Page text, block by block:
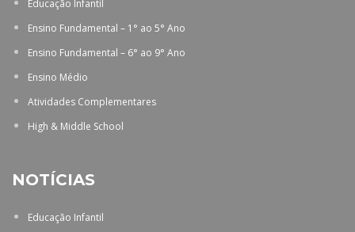
Educação Infantil
Ensino Fundamental – 1° ao 5° Ano
Ensino Fundamental – 6° ao 9° Ano
Ensino Médio
Atividades Complementares
High & Middle School
NOTÍCIAS
Educação Infantil